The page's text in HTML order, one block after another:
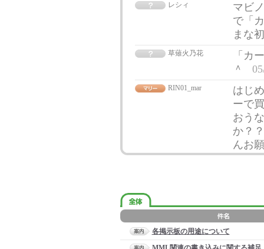
レシィ
マビ
で「
まな
草薙火乃花
「カ
＾
RIN01_mar
はじ
ーで
おう
か？
んお
各掲示板の用途について